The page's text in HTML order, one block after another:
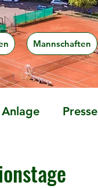
Mannschaften
Anlage Presse